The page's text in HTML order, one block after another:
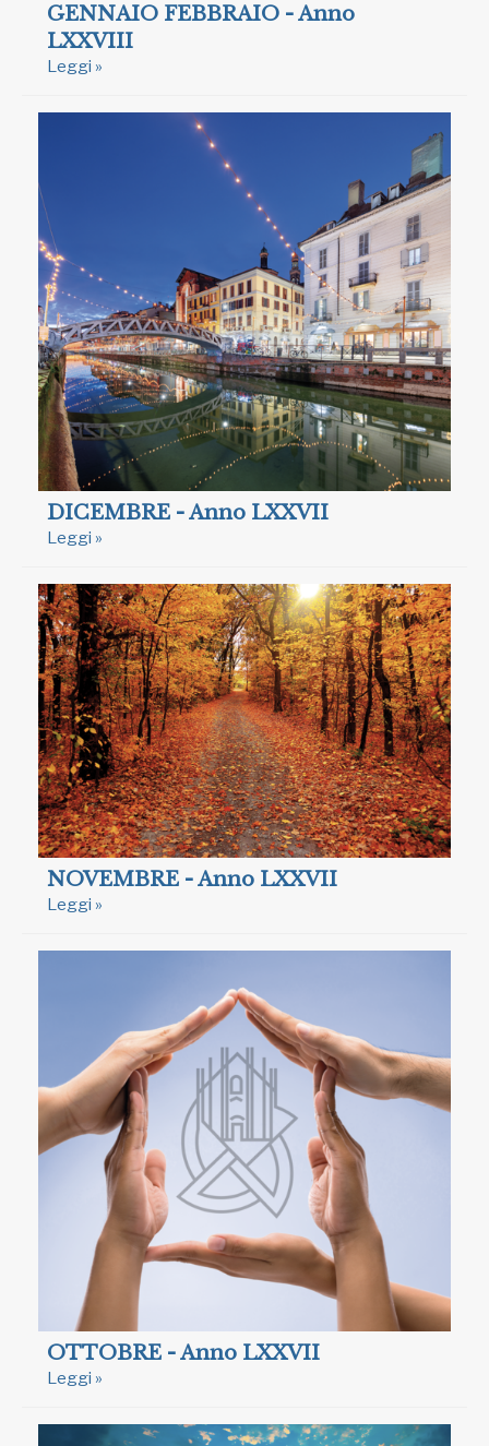
GENNAIO FEBBRAIO - Anno
LXXVIII
Leggi »
DICEMBRE - Anno LXXVII
Leggi »
NOVEMBRE - Anno LXXVII
Leggi »
OTTOBRE - Anno LXXVII
Leggi »